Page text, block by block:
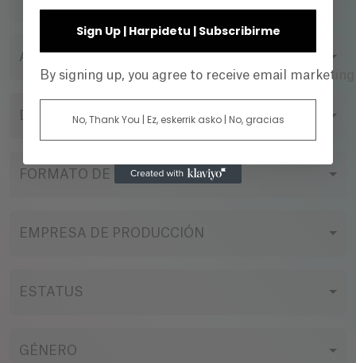
AÑO
DIRECTOR
FORMATO DE FILMACIÓN
EMPRESA DE PRODUCCIÓN
ESTATUS
GÉNERO
Sign Up | Harpidetu | Subscribirme
By signing up, you agree to receive email
No, Thank You | Ez, eskerrik asko | No, gracias